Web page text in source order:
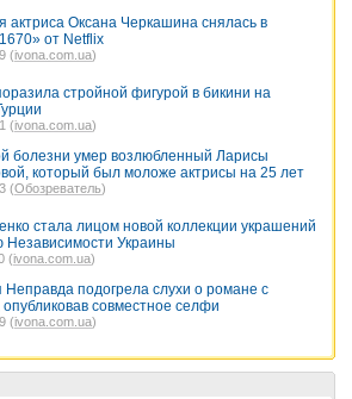
актриса Оксана Черкашина снялась в
от Netflix
(ivona.com.ua)
стройной фигурой в бикини на
(ivona.com.ua)
болезни умер возлюбленный Ларисы
который был моложе актрисы на 25 лет
(Обозреватель)
стала лицом новой коллекции украшений
Независимости Украины
(ivona.com.ua)
Неправда подогрела слухи о романе с
совместное селфи
(ivona.com.ua)